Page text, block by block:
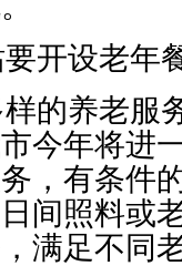
开设老年
的养老服
今年将进
，有条件
间照料或
满足不同